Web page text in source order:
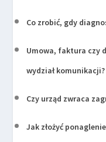
Co zrobić, gdy
Umowa, faktura czy
wydział komunikacji?
Czy urząd zwraca
Jak złożyć